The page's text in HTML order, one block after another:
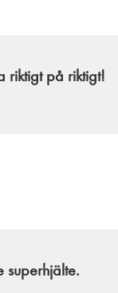
riktigt på riktigt!
superhjälte.